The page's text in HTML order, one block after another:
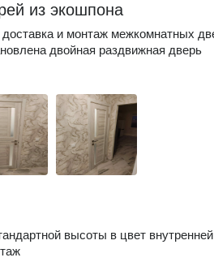
из экошпона
и монтаж межкомнатных
двойная раздвижная дверь
высоты в цвет внутренней